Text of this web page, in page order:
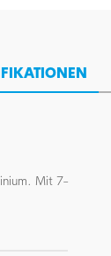
Mit 7-